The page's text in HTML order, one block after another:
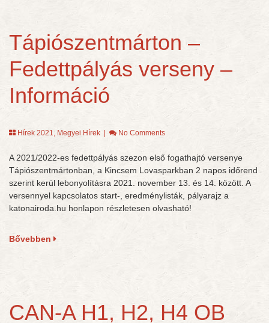
Tápiószentmárton –
Fedettpályás verseny –
Információ
Hírek 2021, Megyei Hírek No Comments
A 2021/2022-es fedettpályás szezon első fogathajtó versenye
Tápiószentmártonban, a Kincsem Lovasparkban 2 napos időrend
szerint kerül lebonyolításra 2021. november 13. és 14. között. A
versennyel kapcsolatos start-, eredménylisták, pályarajz a
katonairoda.hu honlapon részletesen olvasható!
Bővebben
CAN-A H1, H2, H4 OB